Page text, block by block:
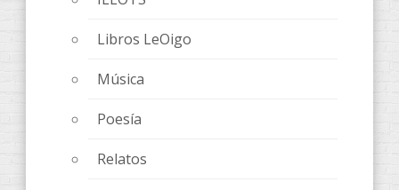
Libros LeOigo
Música
Poesía
Relatos